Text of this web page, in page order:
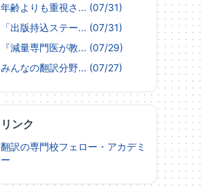
年齢よりも重視さ... (07/31)
「出版持込ステー... (07/31)
『減量専門医が教... (07/29)
みんなの翻訳分野... (07/27)
リンク
翻訳の専門校フェロー・アカデミ
ー